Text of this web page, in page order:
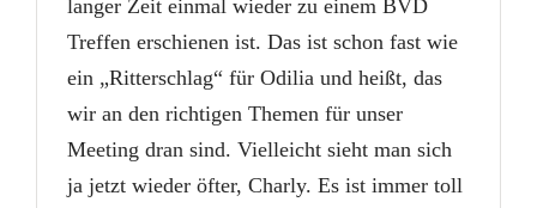
langer Zeit einmal wieder zu einem BVD
Treffen erschienen ist. Das ist schon fast wie
ein „Ritterschlag“ für Odilia und heißt, das
wir an den richtigen Themen für unser
Meeting dran sind. Vielleicht sieht man sich
ja jetzt wieder öfter, Charly. Es ist immer toll